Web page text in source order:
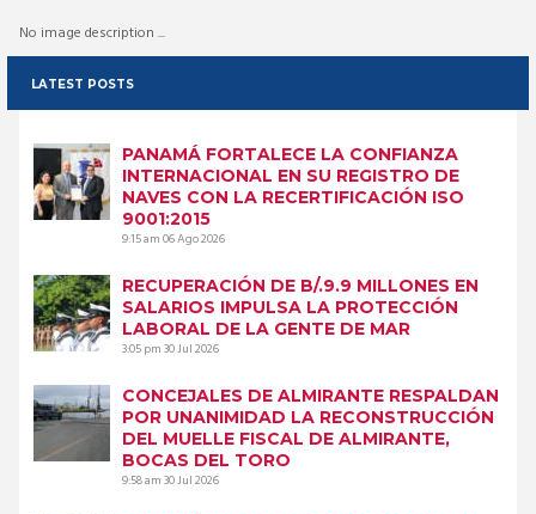
No image description ...
LATEST POSTS
PANAMÁ FORTALECE LA CONFIANZA
INTERNACIONAL EN SU REGISTRO DE
NAVES CON LA RECERTIFICACIÓN ISO
9001:2015
9:15 am06 Ago 2026
RECUPERACIÓN DE B/.9.9 MILLONES EN
SALARIOS IMPULSA LA PROTECCIÓN
LABORAL DE LA GENTE DE MAR
3:05 pm30 Jul 2026
CONCEJALES DE ALMIRANTE RESPALDAN
POR UNANIMIDAD LA RECONSTRUCCIÓN
DEL MUELLE FISCAL DE ALMIRANTE,
BOCAS DEL TORO
9:58 am30 Jul 2026